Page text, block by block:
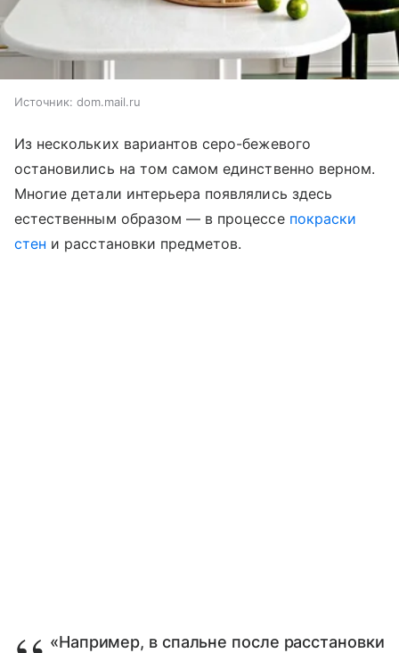
Источник: dom.mail.ru
Из нескольких вариантов серо-бежевого
остановились на том самом единственно верном.
Многие детали интерьера появлялись здесь
естественным образом — в процессе покраски
стен и расстановки предметов.
«Например, в спальне после расстановки